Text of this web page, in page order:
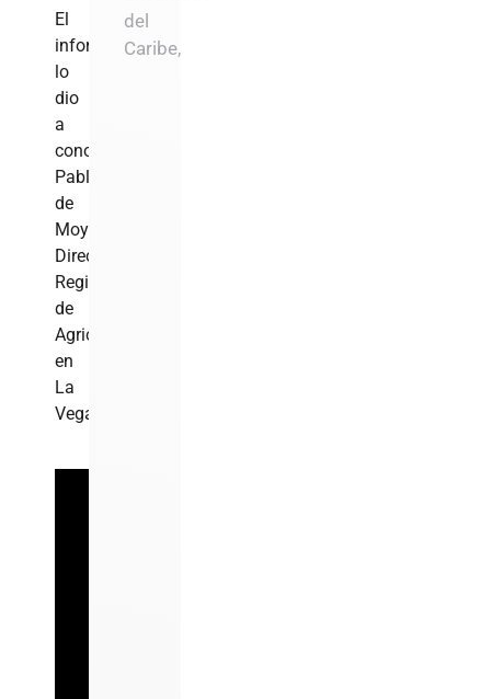
El
informe
lo
dio
a
conocer
Pablo
de
Moya,
Director
Regional
de
Agricultura
en
La
Vega.
del
Caribe,